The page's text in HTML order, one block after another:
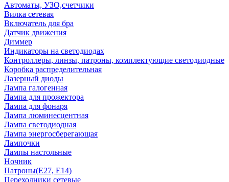
Автоматы, УЗО,счетчики
Вилка сетевая
Включатель для бра
Датчик движения
Диммер
Индикаторы на светодиодах
Контроллеры, линзы, патроны, комплектующие светодиодные
Коробка распределительная
Лазерный диоды
Лампа галогенная
Лампа для прожектора
Лампа для фонаря
Лампа люминесцентная
Лампа светодиодная
Лампа энергосберегающая
Лампочки
Лампы настольные
Ночник
Патроны(Е27, Е14)
Переходники сетевые